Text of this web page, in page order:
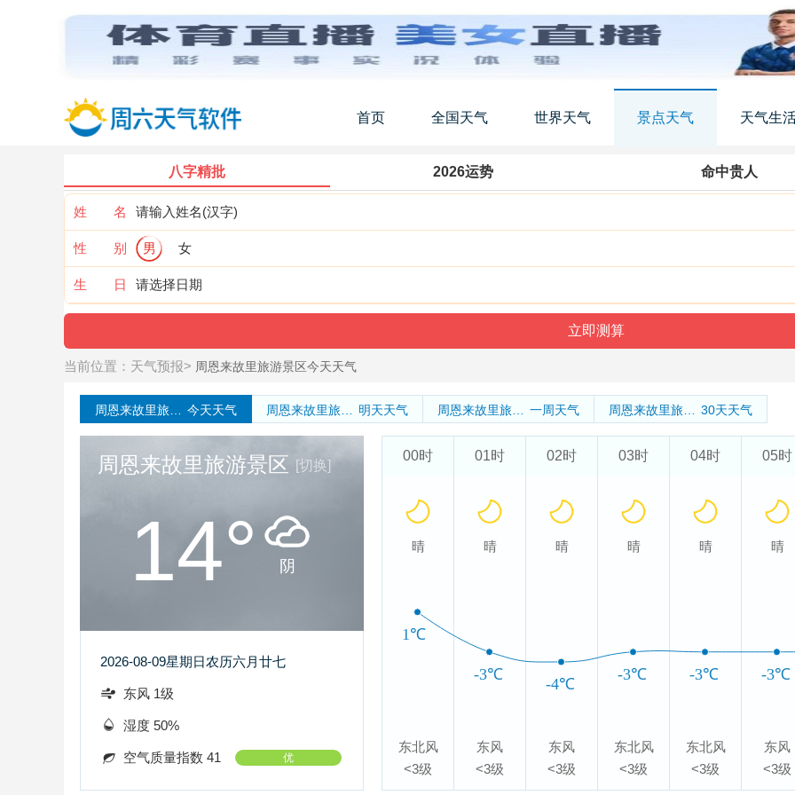
首页 全国天气 世界天气 景点天气 天气生
八字精批 2026运势 命中贵人
姓 名
性 别 男 女
生 日
当前位置： 天气预报> 周恩来故里旅游景区今天天气
今天天气 明天天气 一周天气 30天天气
周恩来故里旅游景区 [切换]
14° 阴
2026-08-09星期日农历六月廿七
东风 1级
湿度 50%
空气质量指数 41 优
00时
晴
东北风
<3级
01时
晴
东风
<3级
02时
晴
东风
<3级
03时
晴
东北风
<3级
04时
晴
东北风
<3级
05时
晴
东风
<3级
1℃
-3℃
-4℃
-3℃ -3℃ -3℃